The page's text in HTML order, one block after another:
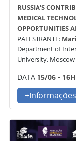
RUSSIA'S
MEDICAL
OPPORTUNITIES
PALESTRANTE:
Department of
University, Moscow
DATA15/06 -
+Informações